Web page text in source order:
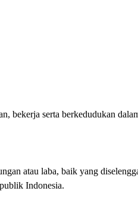
bekerja serta berkedudukan
atau laba, baik yang
Indonesia.